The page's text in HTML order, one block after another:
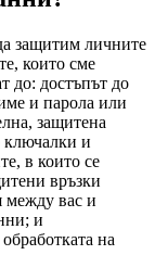
защитим личните
които сме
до: достъпът до
и парола или
защитена
ключалки и
в които се
връзки
между вас и
и
на